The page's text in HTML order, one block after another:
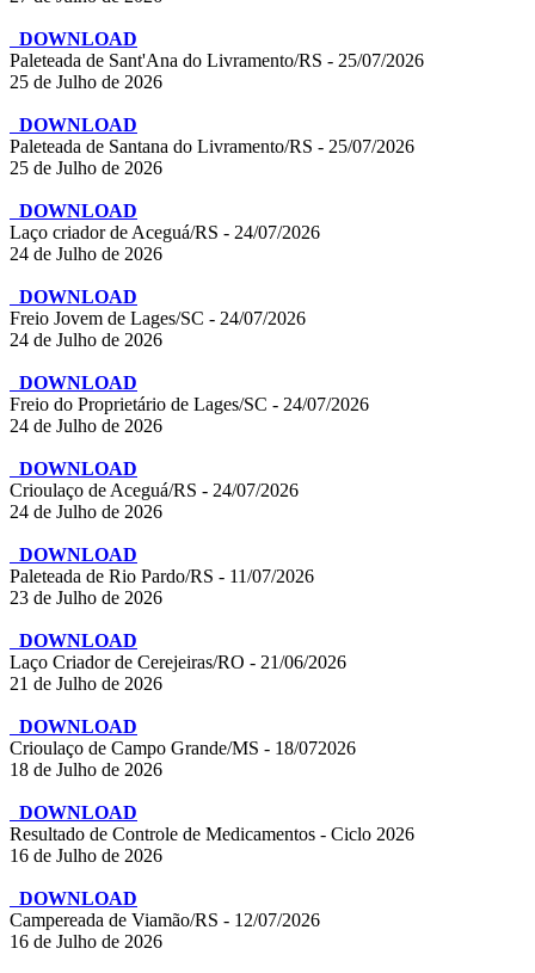
DOWNLOAD
Paleteada de Sant'Ana do Livramento/RS - 25/07/2026
25 de Julho de 2026
DOWNLOAD
Paleteada de Santana do Livramento/RS - 25/07/2026
25 de Julho de 2026
DOWNLOAD
Laço criador de Aceguá/RS - 24/07/2026
24 de Julho de 2026
DOWNLOAD
Freio Jovem de Lages/SC - 24/07/2026
24 de Julho de 2026
DOWNLOAD
Freio do Proprietário de Lages/SC - 24/07/2026
24 de Julho de 2026
DOWNLOAD
Crioulaço de Aceguá/RS - 24/07/2026
24 de Julho de 2026
DOWNLOAD
Paleteada de Rio Pardo/RS - 11/07/2026
23 de Julho de 2026
DOWNLOAD
Laço Criador de Cerejeiras/RO - 21/06/2026
21 de Julho de 2026
DOWNLOAD
Crioulaço de Campo Grande/MS - 18/072026
18 de Julho de 2026
DOWNLOAD
Resultado de Controle de Medicamentos - Ciclo 2026
16 de Julho de 2026
DOWNLOAD
Campereada de Viamão/RS - 12/07/2026
16 de Julho de 2026